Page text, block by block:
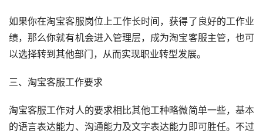
如果你在淘宝客服岗位上工作长时间，获得了良好的工作业
绩，那么你就有机会进入管理层，成为淘宝客服主管，也可
以选择转到其他部门，从而实现职业转型发展。
三、淘宝客服工作要求
淘宝客服工作对人的要求相比其他工种略微简单一些，基本
的语言表达能力、沟通能力及文字表达能力即可胜任。不过